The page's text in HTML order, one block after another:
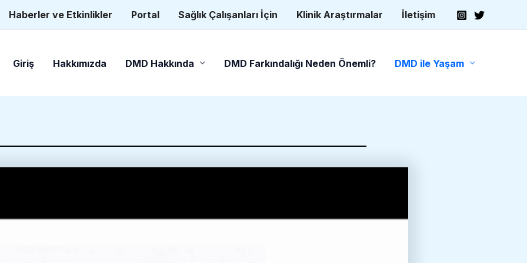
Haberler ve Etkinlikler Portal Sağlık Çalışanları İçin Klinik Araştırmalar İletişim
Giriş Hakkımızda DMD Hakkında DMD Farkındalığı Neden Önemli? DMD ile Yaşam